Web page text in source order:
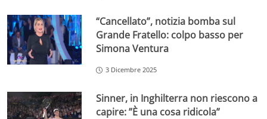
“Cancellato”, notizia bomba sul
Grande Fratello: colpo basso per
Simona Ventura
3 Dicembre 2025
Sinner, in Inghilterra non riescono a
capire: ”È una cosa ridicola”